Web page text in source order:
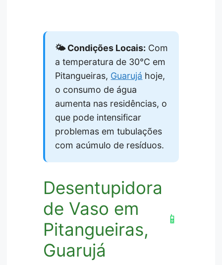
🌤️ Condições Locais: Com
a temperatura de 30°C em
Pitangueiras, Guarujá hoje,
o consumo de água
aumenta nas residências, o
que pode intensificar
problemas em tubulações
com acúmulo de resíduos.
Desentupidora
de Vaso em
Pitangueiras,
Guarujá
📱